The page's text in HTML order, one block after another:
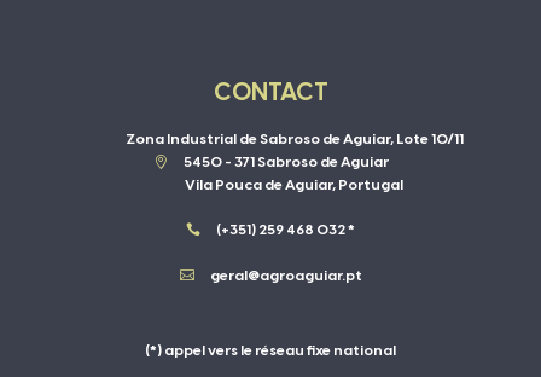
CONTACT
Zona Industrial de Sabroso de Aguiar, Lote 10/11

5450 - 371 Sabroso de Aguiar
Vila Pouca de Aguiar, Portugal
 (+351) 259 468 032 *
 geral@agroaguiar.pt
(*) appel vers le réseau fixe national